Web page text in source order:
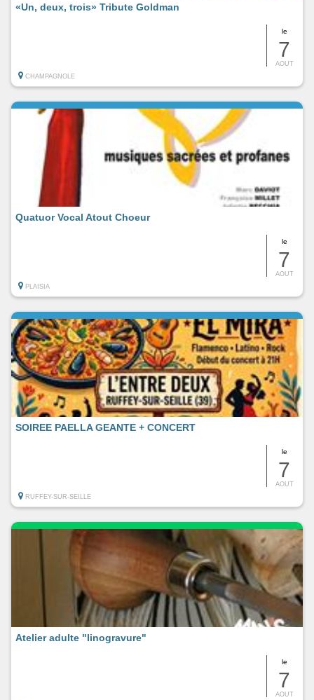
le
7
AOUT
«Un, deux, trois» Tribute Goldman
CHAMPAGNOLE
le
7
AOUT
Quatuor Vocal Atout Choeur
PLAISIA
le
7
AOUT
SOIREE PAELLA GEANTE + CONCERT
RUFFEY-SUR-SEILLE
le
7
AOUT
Atelier adulte "linogravure"